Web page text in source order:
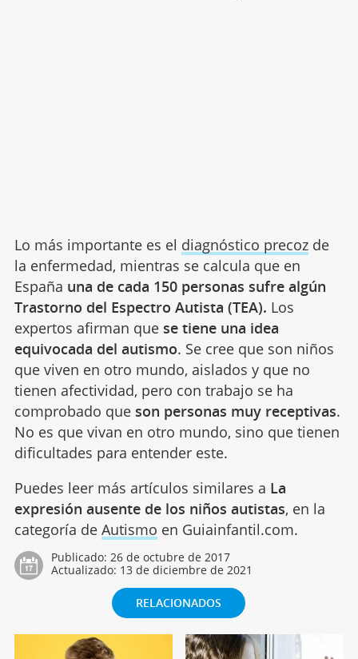
Lo más importante es el diagnóstico precozde
la enfermedad, mientras se calcula que en
España una de cada 150 personas sufre algún
Trastorno del Espectro Autista (TEA). Los
expertos afirman que se tiene una idea
equivocada del autismo. Se cree que son niños
que viven en otro mundo, aislados y que no
tienen afectividad, pero con trabajo se ha
comprobado que son personas muy receptivas.
No es que vivan en otro mundo, sino que tienen
dificultades para entender este.
Puedes leer más artículos similares a La
expresión ausente de los niños autistas, en la
categoría de Autismo en Guiainfantil.com.
Publicado: 26 de octubre de 2017
Actualizado: 13 de diciembre de 2021
RELACIONADOS